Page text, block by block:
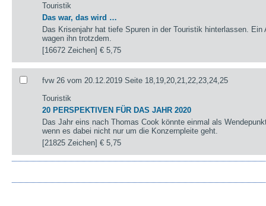
Touristik
Das war, das wird …
Das Krisenjahr hat tiefe Spuren in der Touristik hinterlassen.
wagen ihn trotzdem.
[16672 Zeichen]€ 5,75
fvw 26 vom 20.12.2019 Seite 18,19,20,21,22,23,24,25
Touristik
20 PERSPEKTIVEN FÜR DAS JAHR 2020
Das Jahr eins nach Thomas Cook könnte einmal als
wenn es dabei nicht nur um die Konzernpleite geht.
[21825 Zeichen]€ 5,75